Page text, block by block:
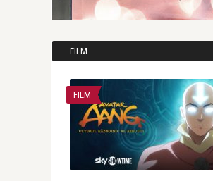
FILM
FILM